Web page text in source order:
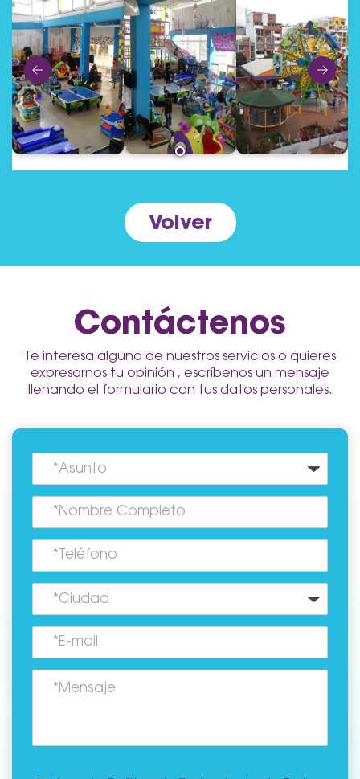
Volver
Contáctenos
Te interesa alguno de nuestros servicios o quieres
expresarnos tu opinión , escríbenos un mensaje
llenando el formulario con tus datos personales.